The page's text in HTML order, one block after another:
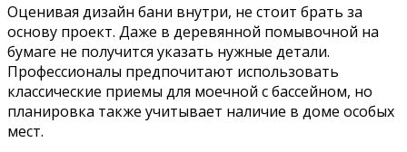
Оценивая дизайн бани внутри, не стоит брать за
основу проект. Даже в деревянной помывочной на
бумаге не получится указать нужные детали.
Профессионалы предпочитают использовать
классические приемы для моечной с бассейном, но
планировка также учитывает наличие в доме особых
мест.